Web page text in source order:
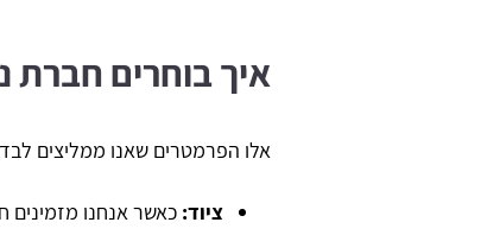
איך בוחרים חברת
אלו הפרמטרים שאנו ממליצים
ציוד: כאשר אנחנו מזמינים